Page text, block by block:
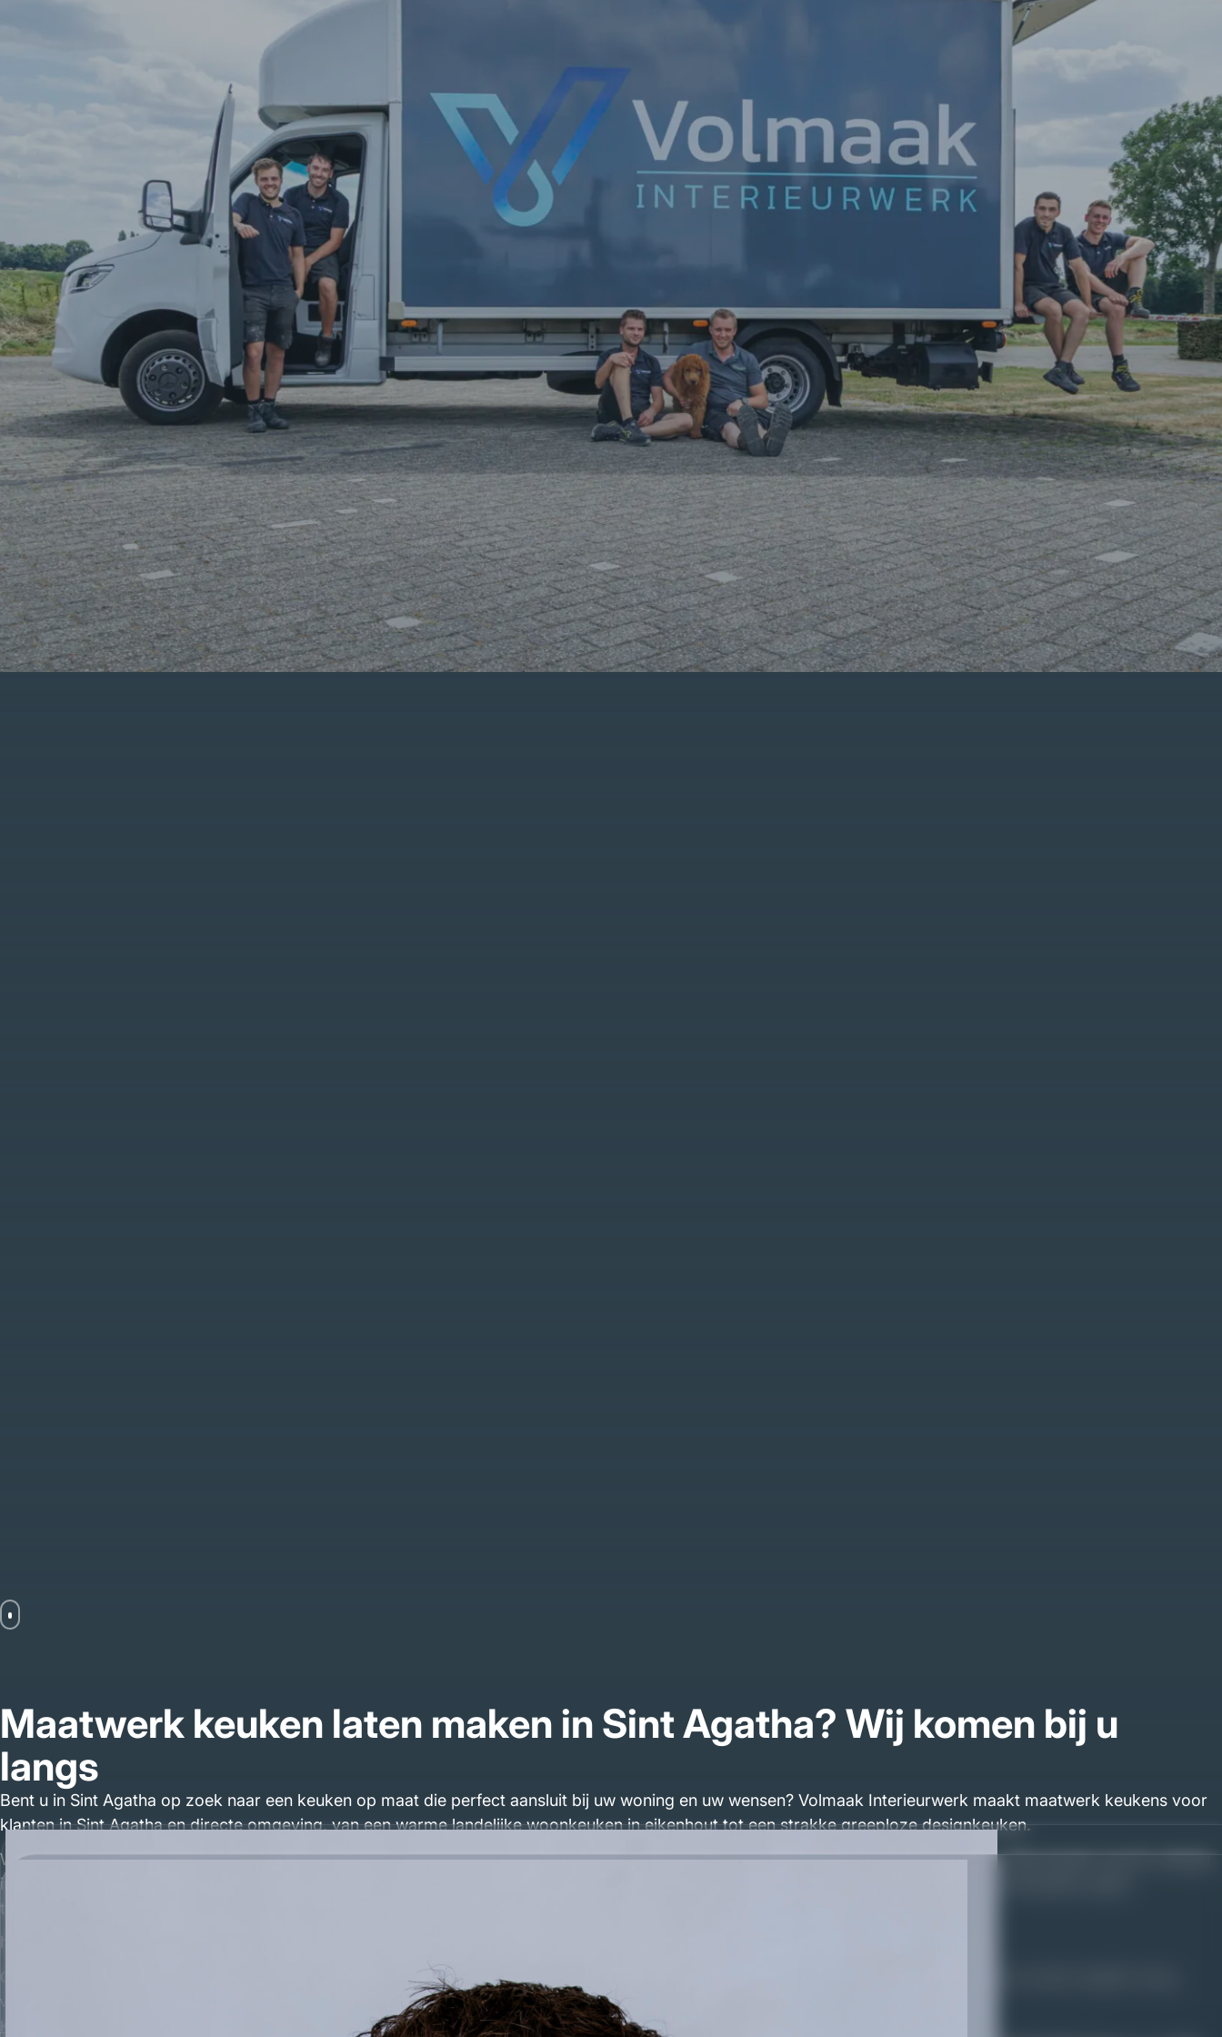
Maatwerk keuken laten maken in Sint Agatha? Wij komen bij u
langs
Bent u in Sint Agatha op zoek naar een keuken op maat die perfect aansluit bij uw woning en uw wensen? Volmaak Interieurwerk maakt maatwerk keukens voor
klanten in Sint Agatha en directe omgeving, van een warme landelijke woonkeuken in eikenhout tot een strakke greeploze designkeuken.
Wij zijn geen grote keukenzaak met standaard showroommodellen. Wij zijn makers: vakmannen die luisteren, ontwerpen en bouwen. Elke keuken wordt volledig
in onze eigen werkplaats geproduceerd en daarna bij u thuis in Sint Agatha geplaatst. U heeft direct contact met Gijs of Wouter, geen verkopers, geen
tussenpersonen.
Of u nu kiest voor een landelijke keuken met kaderdeuren, een moderne keuken met kookeiland of een klassieke keuken op maat, bij Volmaak zijn alle stijlen en maten mogelijk. Vraag
vrijblijvend een gesprek aan en ontdek wat wij voor uw keuken in Sint Agatha kunnen betekenen.